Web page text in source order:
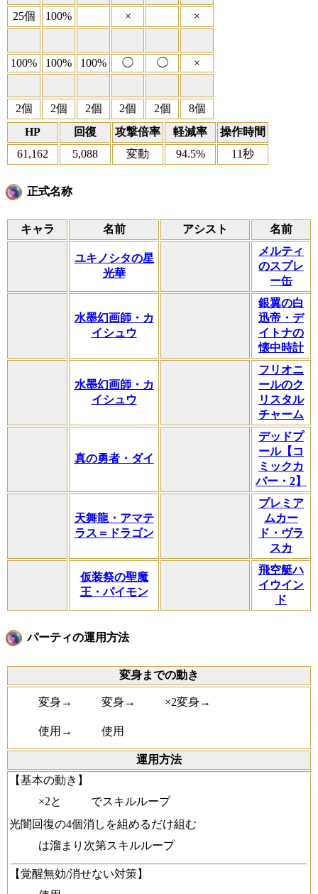
25個 100% × ×
100% 100% 100% ◯ ◯ ×
2個 2個 2個 2個 2個
8個
HP
回復 攻撃倍率 軽減率
操作時間
61,162
5,088 変動 94.5% 11秒
正式名称
キャラ 名前 アシスト 名前
ユキノシタの星
光華
メルティ
のスプレ
ー缶
水墨幻画師・カ
イシュウ
銀翼の白
迅帝・デ
イトナの
懐中時計
水墨幻画師・カ
イシュウ
フリオニ
ールのク
リスタル
チャーム
真の勇者・ダイ
デッドプ
ール【コ
ミックカ
バー・2】
天舞龍・アマテ
ラス＝ドラゴン
プレミア
ムカー
ド・ヴラ
スカ
仮装祭の聖魔
王・パイモン
飛空艇ハ
イウイン
ド
パーティの運用方法
変身までの動き
変身→ 変身→ ×2変身→
使用→ 使用
運用方法
【基本の動き】
×2と
でスキルループ
光闇回復の4個消しを組めるだけ組む
は溜まり次第スキルループ
【覚醒無効/消せない対策】